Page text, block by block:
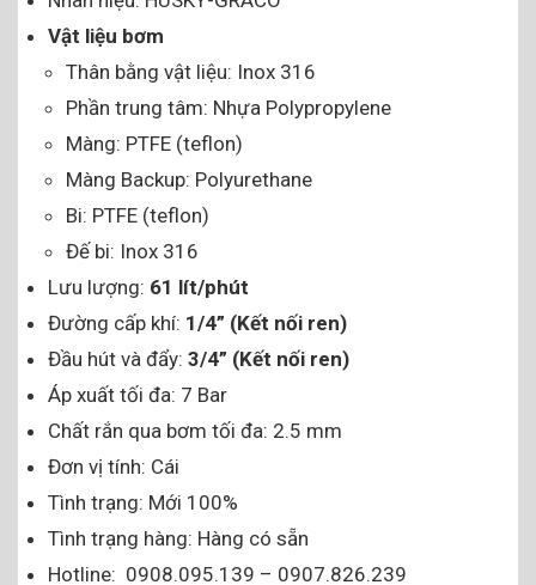
Vật liệu bơm
Thân bằng vật liệu: Inox 316
Phần trung tâm: Nhựa Polypropylene
Màng: PTFE (teflon)
Màng Backup: Polyurethane
Bi: PTFE (teflon)
Đế bi: Inox 316
Lưu lượng: 61 lít/phút
Đường cấp khí: 1/4” (Kết nối ren)
Đầu hút và đẩy: 3/4” (Kết nối ren)
Áp xuất tối đa: 7 Bar
Chất rắn qua bơm tối đa: 2.5 mm
Đơn vị tính: Cái
Tình trạng: Mới 100%
Tình trạng hàng: Hàng có sẵn
Hotline: 0908.095.139 – 0907.826.239